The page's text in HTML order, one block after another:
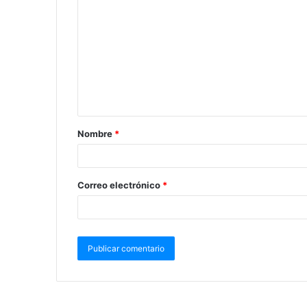
Nombre *
Correo electrónico *